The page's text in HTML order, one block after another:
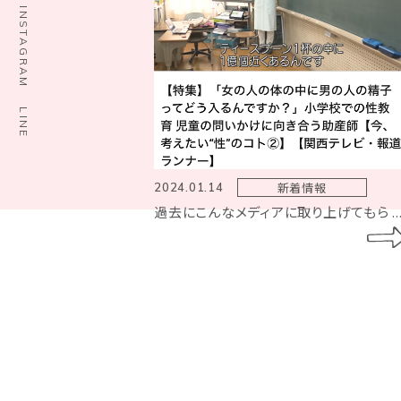
INSTAGRAM
LINE
2024.01.14 新着情報
過去にこんなメディアに取り上げてもら